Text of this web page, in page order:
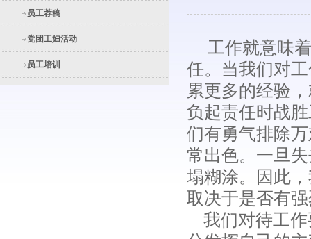
员工荐稿
党团工妇活动
员工培训
工作就意味着
任。当我们对
累更多的经验
负起责任时战
们有勇气排除
常出色。一旦
塌糊涂。因此
取决于是否有
我们对待工作